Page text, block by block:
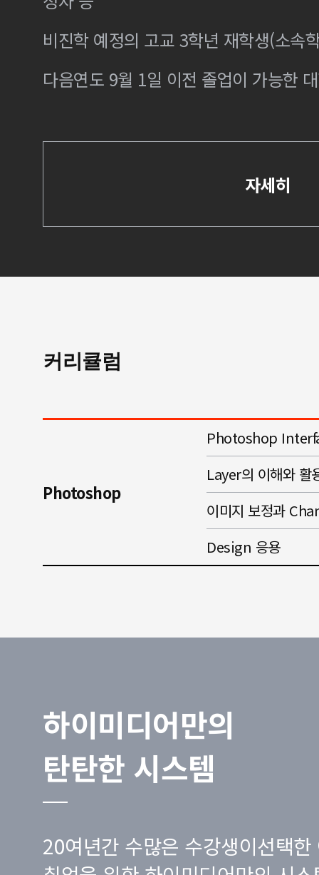
비진학 예정의 고교 3학년 재학생(소속
다음연도 9월 1일 이전 졸업이 가능한
자세히
커리큘럼
Photoshop
Photoshop
Layer의 이해와 활
이미지 보정과
Design 응용
하이미디어만의
탄탄한 시스템
20여년간 수많은 수강생이선택한